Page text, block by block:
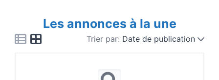
Les annonces à la une
Trier par: Date de publication